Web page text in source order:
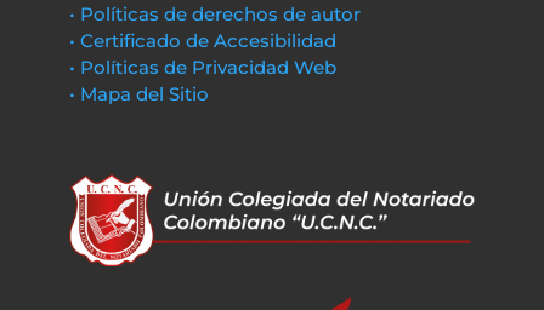
• Políticas de derechos de autor
• Certificado de Accesibilidad
• Políticas de Privacidad Web
• Mapa del Sitio